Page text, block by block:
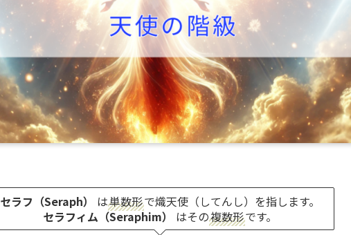
セラフ（Seraph） は単数形で熾天使（してんし）を指します。
セラフィム（Seraphim）
はその複数形です。